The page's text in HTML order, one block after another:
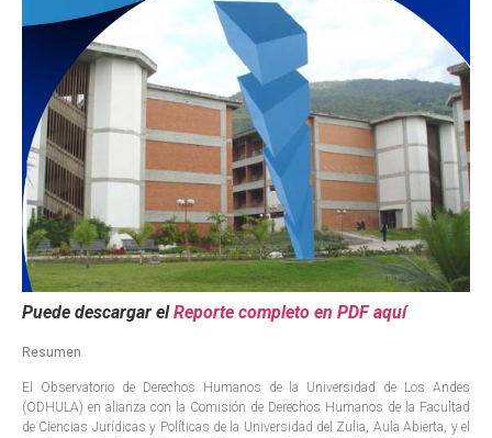
Puede descargar elReporte completo en PDF aquí
Resumen
El Observatorio de Derechos Humanos de la Universidad de Los Andes
(ODHULA) en alianza con la Comisión de Derechos Humanos de la Facultad
de Ciencias Jurídicas y Políticas de la Universidad del Zulia, Aula Abierta, y el